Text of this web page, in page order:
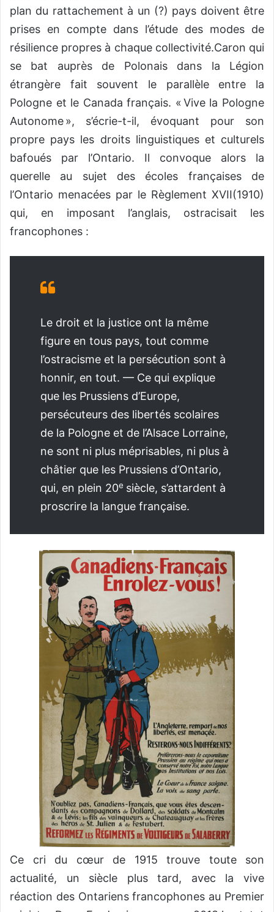
plan du rattachement à un (?) pays doivent être
prises en compte dans l’étude des modes de
résilience propres à chaque collectivité.Caron qui
se bat auprès de Polonais dans la Légion
étrangère fait souvent le parallèle entre la
Pologne et le Canada français. « Vive la Pologne
Autonome », s’écrie-t-il, évoquant pour son
propre pays les droits linguistiques et culturels
bafoués par l’Ontario. Il convoque alors la
querelle au sujet des écoles françaises de
l’Ontario menacées par le Règlement XVII(1910)
qui, en imposant l’anglais, ostracisait les
francophones :
Le droit et la justice ont la même
figure en tous pays, tout comme
l’ostracisme et la persécution sont à
honnir, en tout. — Ce qui explique
que les Prussiens d’Europe,
persécuteurs des libertés scolaires
de la Pologne et de l’Alsace Lorraine,
ne sont ni plus méprisables, ni plus à
châtier que les Prussiens d’Ontario,
qui, en plein 20e siècle, s’attardent à
proscrire la langue française.
Ce cri du cœur de 1915 trouve toute son
actualité, un siècle plus tard, avec la vive
réaction des Ontariens francophones au Premier